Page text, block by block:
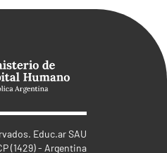
Educ.ar SAU
(1429) - Argentina